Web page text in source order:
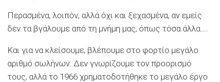
Περασμένα, λοιπόν, αλλά όχι και ξεχασμένα, αν εμείς
δεν τα βγάλουμε από τη μνήμη μας, όπως τόσα άλλα….
Και για να κλείσουμε, βλέπουμε στο φορτίο μεγάλο
αριθμό σωλήνων. Δεν γνωρίζουμε τον προορισμό
τους, αλλά το 1966 χρηματοδοτήθηκε το μεγάλο έργο